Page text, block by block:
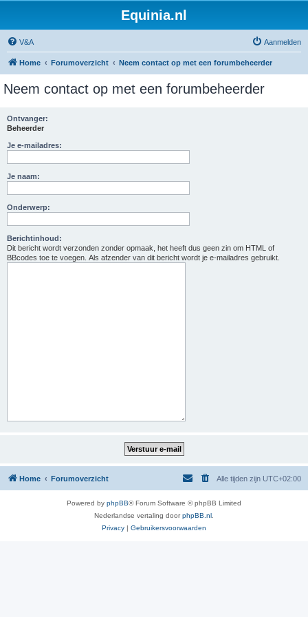
Equinia.nl
V&A Aanmelden
Home Forumoverzicht Neem contact op met een forumbeheerder
Neem contact op met een forumbeheerder
Ontvanger:
Beheerder
Je e-mailadres:
Je naam:
Onderwerp:
Berichtinhoud:
Dit bericht wordt verzonden zonder opmaak, het heeft dus geen zin om HTML of
BBcodes toe te voegen. Als afzender van dit bericht wordt je e-mailadres gebruikt.
Home Forumoverzicht Alle tijden zijn UTC+02:00
Powered by phpBB® Forum Software © phpBB Limited
Nederlandse vertaling doorphpBB.nl
Privacy | Gebruikersvoorwaarden